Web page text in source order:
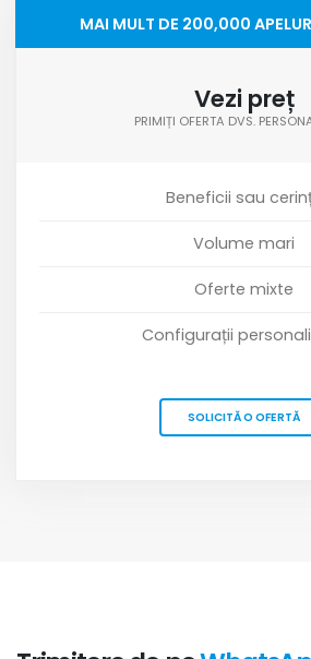
MAI MULT DE 200,000
Vezi preț
PRIMIȚI OFERTA DVS.
Beneficii sau
Volume mari
Oferte mixte
Configurații
SOLICITĂ O OFERTĂ